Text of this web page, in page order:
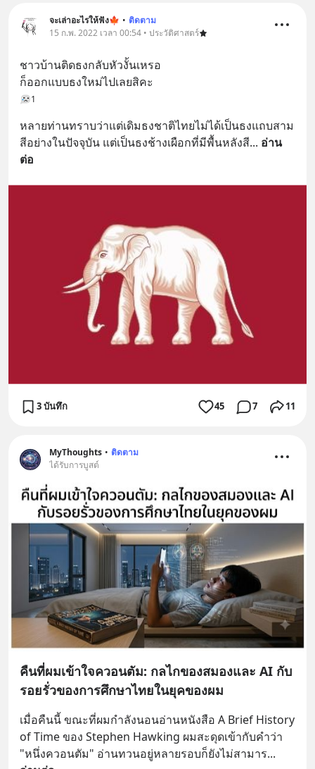
จะเล่าอะไรให้ฟัง🍁 • ติดตาม
15 ก.พ. 2022 เวลา 00:54 • ประวัติศาสตร์
ชาวบ้านติดธงกลับหัวงั้นเหรอ
ก็ออกแบบธงใหม่ไปเลยสิคะ
1
หลายท่านทราบว่าแต่เดิมธงชาติไทยไม่ได้เป็นธงแถบสาม
สีอย่างในปัจจุบัน แต่เป็นธงช้างเผือกที่มีพื้นหลังสี... อ่าน
ต่อ
3 บันทึก 45 7 11
MyThoughts • ติดตาม
ได้รับการบูสต์
คืนที่ผมเข้าใจควอนตัม: กลไกของสมองและ AI กับ
รอยรั่วของการศึกษาไทยในยุคของผม
เมื่อคืนนี้ ขณะที่ผมกำลังนอนอ่านหนังสือ A Brief History
of Time ของ Stephen Hawking ผมสะดุดเข้ากับคำว่า
"หนึ่งควอนตัม" อ่านทวนอยู่หลายรอบก็ยังไม่สามาร